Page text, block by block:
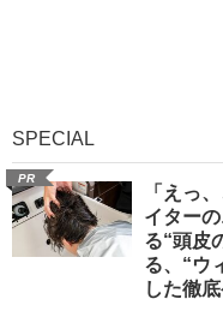
SPECIAL
PR
「えっ
イター
る“頭皮
る、“ウ
した徹